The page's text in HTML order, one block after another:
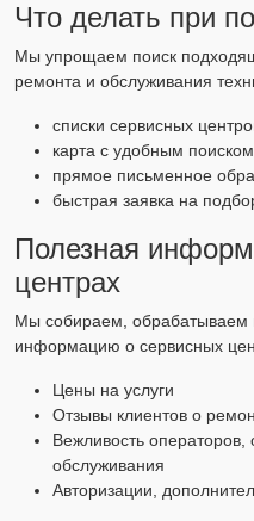
Что делать при
Мы упрощаем поиск
ремонта и обслуживания
списки сервисных
карта с удобным
прямое письменное
быстрая заявка на
Полезная
центрах
Мы собираем, обрабатываем
информацию о сервисных
Цены на услуги
Отзывы клиентов о
Вежливость операторов,
обслуживания
Авторизации,